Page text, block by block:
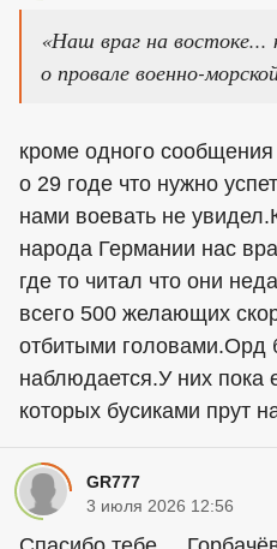
«Наш враг на востоке...
о провале военно-
кроме одного
о 29 годе что нужно
нами воевать не
народа Германии нас
где то читал что они
всего 500 желающих
отбитыми головами.Орд
наблюдается.У них пока
которых бусиками прут
GR777
3 июля 2026 12:56